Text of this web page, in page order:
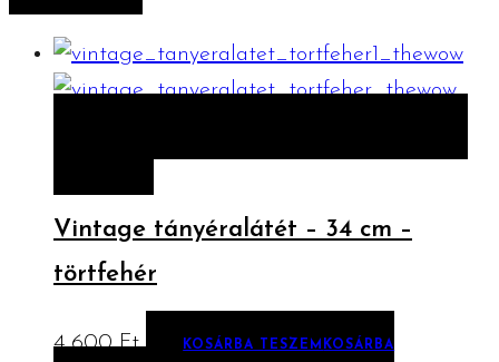
Vintage tányéralátét – 34 cm –
törtfehér
4 600Ft KOSÁRBA TESZEM KOSÁRBA